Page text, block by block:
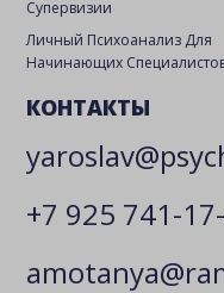
Супервизии
Личный Психоанализ Для
Начинающих
КОНТАКТЫ
+7 925 741-